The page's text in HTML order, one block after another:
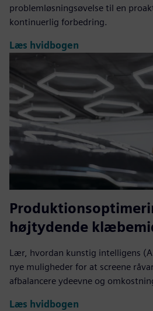
problemløsningsøvelse til en
kontinuerlig forbedring.
Læs hvidbogen
højtydende
Lær, hvordan kunstig intelligens
nye muligheder for at screene
afbalancere ydeevne og
Læs hvidbogen